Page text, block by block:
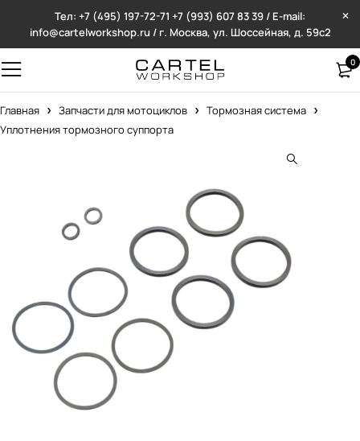
Тел: +7 (495) 197-72-71 +7 (993) 607 83 39 / E-mail:
info@cartelworkshop.ru / г. Москва, ул. Шоссейная, д. 59с2
0
Главная Запчасти для мотоциклов
Тормозная система
Уплотнения тормозного суппорта